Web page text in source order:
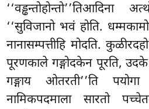
‘‘सुविजानो भवं होति.
नानासम्पत्तीहि मोदति.
पूरणकाले गङ्गोदकेन पूरति,
गङ्गाय ओतरती’’ति
नामिकपदमाला सारतो